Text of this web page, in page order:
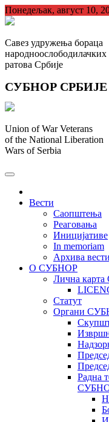
Skip
to
Понедељак, август 10,
Савез удружења бораца
народноослободилачких
ратова Србије
СУБНОР СРБИЈЕ
Union of War Veterans
of the National Liberation
Wars of Serbia
Вести
Саопштења
Реаговања
Иницијативе
In memoriam
Архива вести
О СУБНОР
Лична
Статут
Органи
Радна